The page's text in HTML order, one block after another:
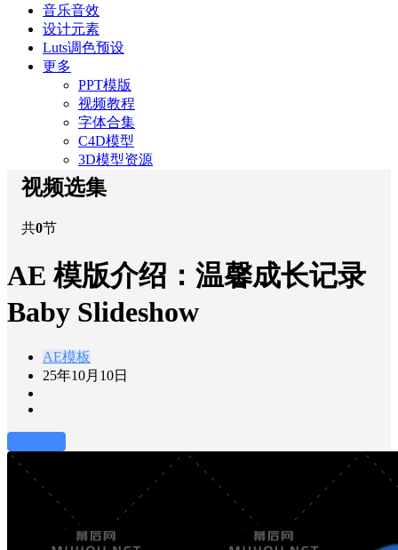
音乐音效
设计元素
Luts调色预设
更多
PPT模版
视频教程
字体合集
C4D模型
3D模型资源
视频选集
共0节
AE 模版介绍：温馨成长记录
Baby Slideshow
AE模板
25年10月10日